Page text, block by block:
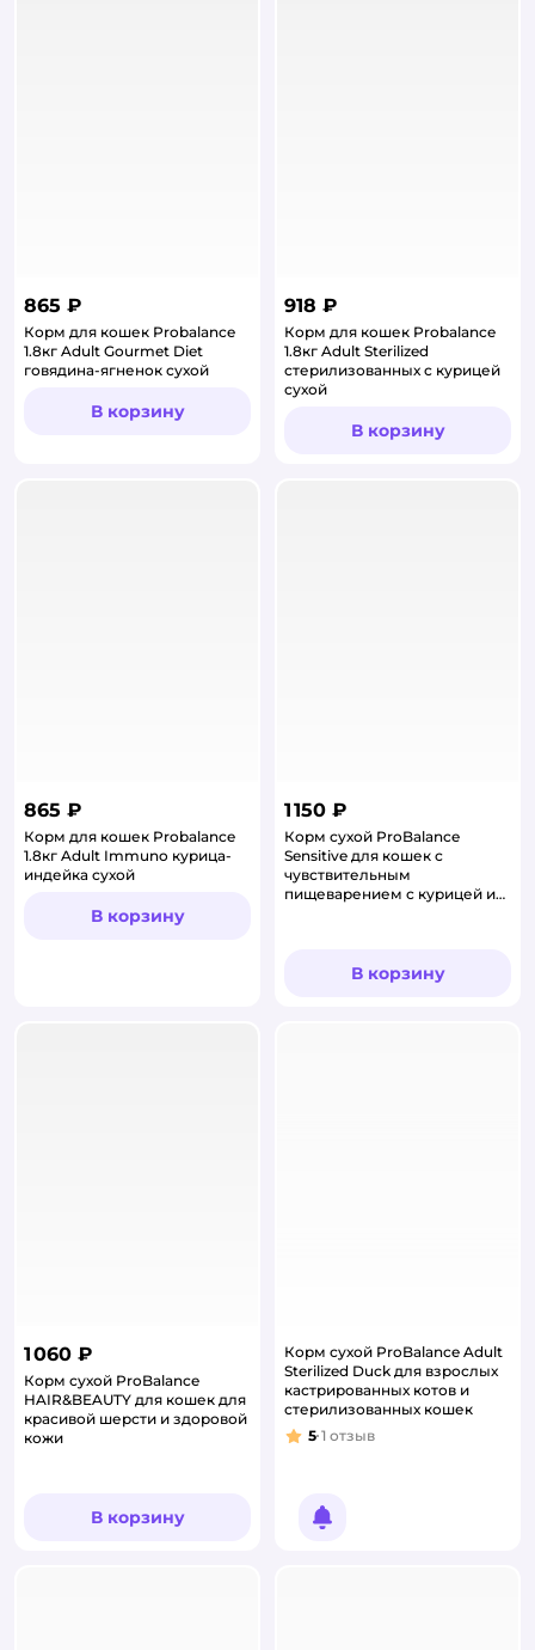
865 ₽
Корм для кошек Probalance
1.8кг Adult Gourmet Diet
говядина-ягненок сухой
В корзину
918 ₽
Корм для кошек Probalance
1.8кг Adult Sterilized
стерилизованных с курицей
сухой
В корзину
865 ₽
Корм для кошек Probalance
1.8кг Adult Immuno курица-
индейка сухой
В корзину
1 150 ₽
Корм сухой ProBalance
Sensitive для кошек с
чувствительным
пищеварением с курицей и
В корзину
1 060 ₽
Корм сухой ProBalance
HAIR&BEAUTY для кошек для
красивой шерсти и здоровой
кожи
В корзину
Корм сухой ProBalance Adult
Sterilized Duck для взрослых
кастрированных котов и
стерилизованных кошек
Рейтинг:
5 1 отзыв
Уведомить о появлении